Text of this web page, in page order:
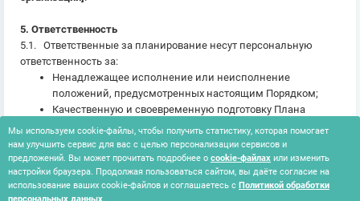
5. Ответственность
5.1. Ответственные за планирование несут персональную
ответственность за:
Ненадлежащее исполнение или неисполнение
положений, предусмотренных настоящим Порядком;
Качественную и своевременную подготовку Плана
мероприятий;
Своевременный и качественный контроль за
выполнением мероприятий, предусмотренных Планом
мероприятий.
Мы используем cookie-файлы, чтобы получить статистику, которая помогает
нам улучшить сервис для вас с целью персонализации сервисов и
предложений. Вы может прочитать подробнее о cookie-файлах или изменить
настройки браузера. Продолжая пользоваться сайтом, вы даёте согласие на
использование ваших cookie-файлов и соглашаетесь с Политикой обработки